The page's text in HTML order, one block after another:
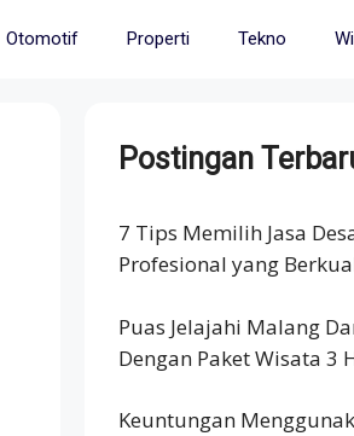
Otomotif Properti Tekno
Postingan
7 Tips Memilih Jasa
Profesional yang
Puas Jelajahi Malang
Dengan Paket Wisata 3
Keuntungan